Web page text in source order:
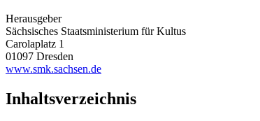
Herausgeber
Sächsisches Staatsministerium für Kultus
Carolaplatz 1
01097 Dresden
www.smk.sachsen.de
Inhaltsverzeichnis